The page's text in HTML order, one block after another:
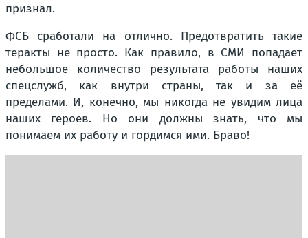
признал.
ФСБ сработали на отлично. Предотвратить такие
теракты не просто. Как правило, в СМИ попадает
небольшое количество результата работы наших
спецслужб, как внутри страны, так и за её
пределами. И, конечно, мы никогда не увидим лица
наших героев. Но они должны знать, что мы
понимаем их работу и гордимся ими. Браво!